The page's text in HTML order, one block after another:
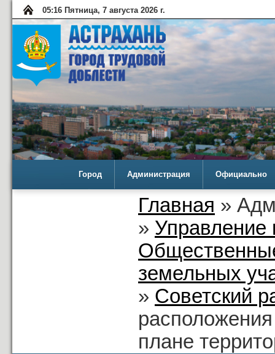
05:16 Пятница, 7 августа 2026 г.
Город Администрация Официально
Главная »
» Управление
земельных
» Советский
плане